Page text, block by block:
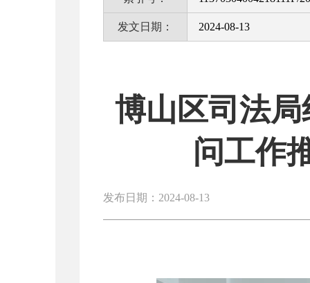
发文日期： 2024-08-13
博山区司法
问工作
发布日期：2024-08-13